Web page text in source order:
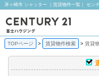
茅ヶ崎市 シャッター ｜賃貸物件一覧｜ セン
TOPページ 賃貸物件検索 賃貸